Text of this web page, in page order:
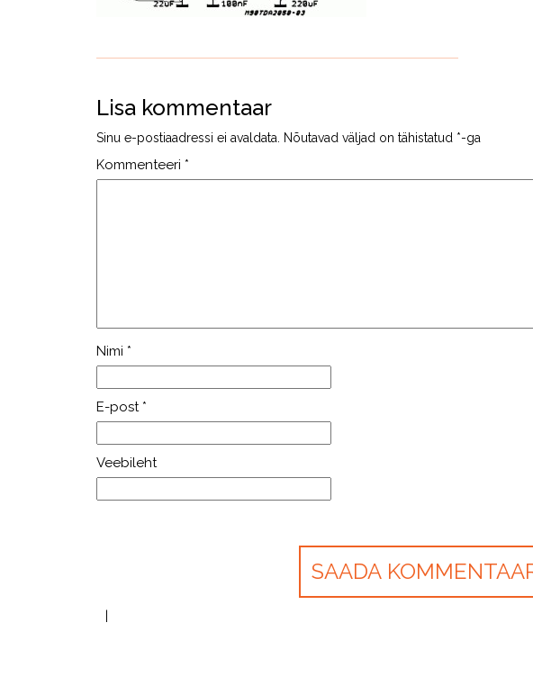
Lisa kommentaar
Sinu e-postiaadressi ei avaldata. Nõutavad väljad on tähistatud *-ga
Kommenteeri *
Nimi *
E-post *
Veebileht